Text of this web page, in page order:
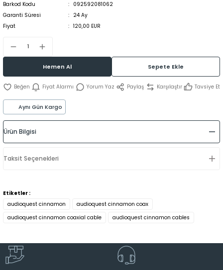
Barkod Kodu
092592081062
Garanti Süresi
24 Ay
Fiyat
120,00 EUR
Hemen Al Sepete Ekle
Fiyat Alarmı Yorum Yaz Paylaş Karşılaştır Tavsiye Et
Aynı Gün Kargo
Ürün Bilgisi
Taksit Seçenekleri
Etiketler :
audioquest cinnamon
audioquest cinnamon coax
audioquest cinnamon coaxial cable
audioquest cinnamon cables